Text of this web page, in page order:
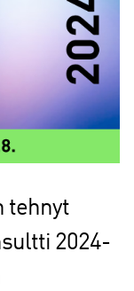
tehnyt
2024-